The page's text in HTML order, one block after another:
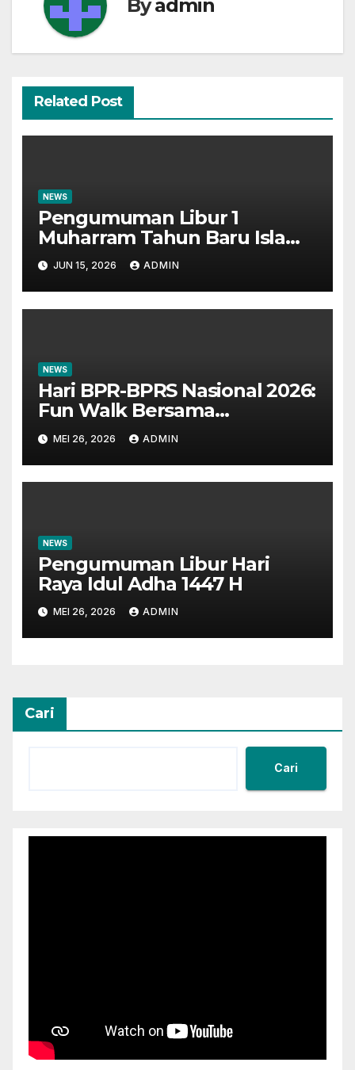
Byadmin
Related Post
NEWS
Pengumuman Libur 1
Muharram Tahun Baru Islam
1448H
JUN 15, 2026 ADMIN
NEWS
Hari BPR-BPRS Nasional 2026:
Fun Walk Bersama
Masyarakat dan Insan
Perbankan
MEI 26, 2026 ADMIN
NEWS
Pengumuman Libur Hari
Raya Idul Adha 1447 H
MEI 26, 2026 ADMIN
Cari
Cari